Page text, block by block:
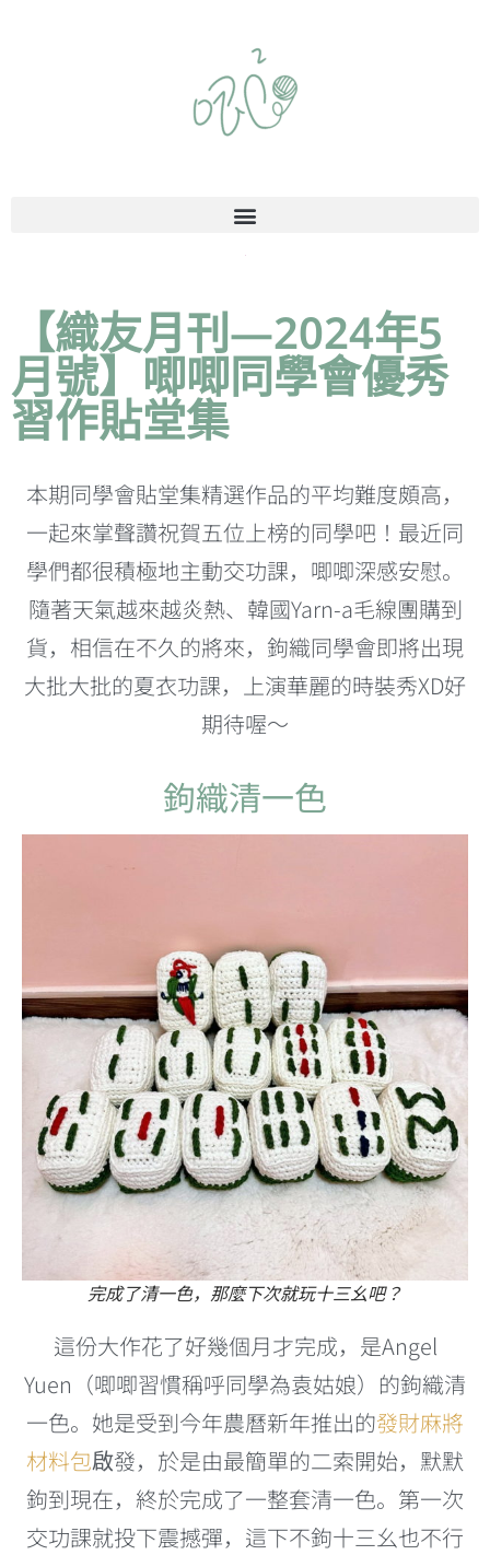
【織友月刊—2024年5
月號】唧唧同學會優秀
習作貼堂集
本期同學會貼堂集精選作品的平均難度頗高，
一起來掌聲讚祝賀五位上榜的同學吧！最近同
學們都很積極地主動交功課，唧唧深感安慰。
隨著天氣越來越炎熱、韓國Yarn-a毛線團購到
貨，相信在不久的將來，鉤織同學會即將出現
大批大批的夏衣功課，上演華麗的時裝秀XD好
期待喔～
鉤織清一色
完成了清一色，那麼下次就玩十三幺吧？
這份大作花了好幾個月才完成，是Angel
Yuen（唧唧習慣稱呼同學為袁姑娘）的鉤織清
一色。她是受到今年農曆新年推出的發財麻將
材料包啟發，於是由最簡單的二索開始，默默
鉤到現在，終於完成了一整套清一色。第一次
交功課就投下震撼彈，這下不鉤十三幺也不行